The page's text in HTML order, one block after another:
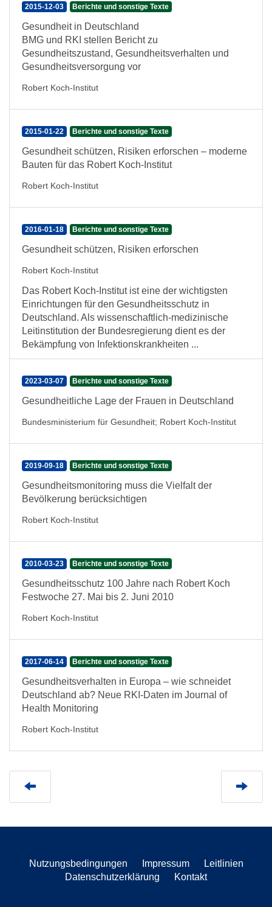
2015-12-03 Berichte und sonstige Texte
Gesundheit in Deutschland
BMG und RKI stellen Bericht zu
Gesundheitszustand, Gesundheitsverhalten und
Gesundheitsversorgung vor
Robert Koch-Institut
2015-01-22 Berichte und sonstige Texte
Gesundheit schützen, Risiken erforschen – moderne
Bauten für das Robert Koch-Institut
Robert Koch-Institut
2016-01-18 Berichte und sonstige Texte
Gesundheit schützen, Risiken erforschen
Robert Koch-Institut
Das Robert Koch-Institut ist eine der wichtigsten
Einrichtungen für den Gesundheitsschutz in
Deutschland. Als wissenschaftlich-medizinische
Leitinstitution der Bundesregierung dient es der
Bekämpfung von Infektionskrankheiten ...
2023-03-07 Berichte und sonstige Texte
Gesundheitliche Lage der Frauen in Deutschland
Bundesministerium für Gesundheit; Robert Koch-Institut
2019-09-18 Berichte und sonstige Texte
Gesundheitsmonitoring muss die Vielfalt der
Bevölkerung berücksichtigen
Robert Koch-Institut
2010-03-23 Berichte und sonstige Texte
Gesundheitsschutz 100 Jahre nach Robert Koch
Festwoche 27. Mai bis 2. Juni 2010
Robert Koch-Institut
2017-06-14 Berichte und sonstige Texte
Gesundheitsverhalten in Europa – wie schneidet
Deutschland ab? Neue RKI-Daten im Journal of
Health Monitoring
Robert Koch-Institut
Nutzungsbedingungen Impressum
Leitlinien
Datenschutzerklärung
Kontakt